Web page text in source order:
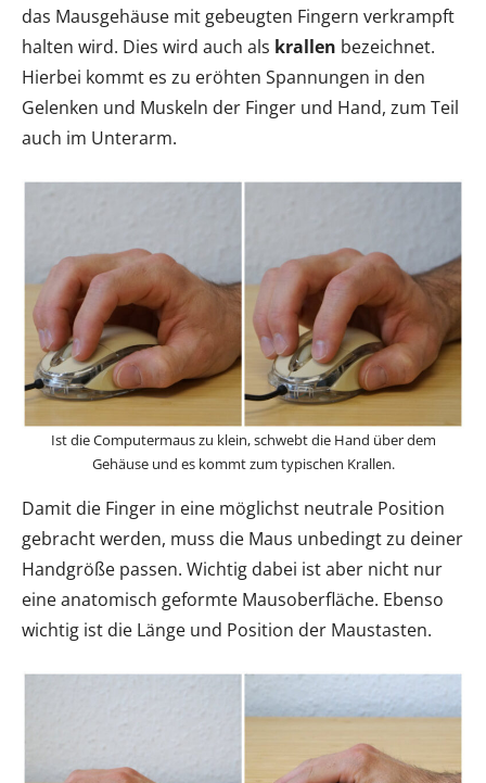
das Mausgehäuse mit gebeugten Fingern verkrampft
halten wird. Dies wird auch als krallen bezeichnet.
Hierbei kommt es zu eröhten Spannungen in den
Gelenken und Muskeln der Finger und Hand, zum Teil
auch im Unterarm.
Ist die Computermaus zu klein, schwebt die Hand über dem
Gehäuse und es kommt zum typischen Krallen.
Damit die Finger in eine möglichst neutrale Position
gebracht werden, muss die Maus unbedingt zu deiner
Handgröße passen. Wichtig dabei ist aber nicht nur
eine anatomisch geformte Mausoberfläche. Ebenso
wichtig ist die Länge und Position der Maustasten.